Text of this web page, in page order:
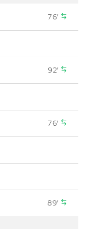
76'
92'
76'
89'